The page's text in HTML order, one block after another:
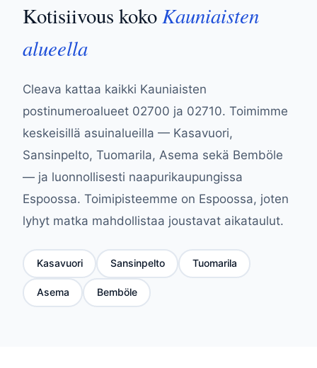
Kotisiivous koko Kauniaisten
alueella
Cleava kattaa kaikki Kauniaisten
postinumeroalueet 02700 ja 02710. Toimimme
keskeisillä asuinalueilla — Kasavuori,
Sansinpelto, Tuomarila, Asema sekä Bemböle
— ja luonnollisesti naapurikaupungissa
Espoossa. Toimipisteemme on Espoossa, joten
lyhyt matka mahdollistaa joustavat aikataulut.
Kasavuori Sansinpelto Tuomarila
Asema Bemböle